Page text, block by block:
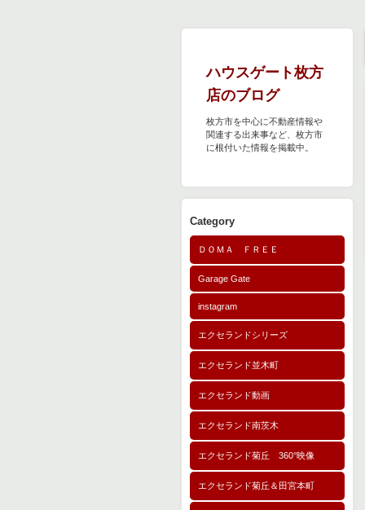
ハウスゲート枚方
店のブログ
枚方市を中心に不動産情報や
関連する出来事など、枚方市
に根付いた情報を掲載中。
Category
ＤＯＭＡ ＦＲＥＥ
Garage Gate
instagram
エクセランドシリーズ
エクセランド並木町
エクセランド動画
エクセランド南茨木
エクセランド菊丘 360°映像
エクセランド菊丘＆田宮本町